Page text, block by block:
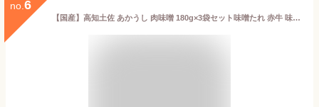
no. 6
【国産】高知土佐 あかうし 肉味噌 180g×3袋セット味噌たれ 赤牛 味噌だれ みそご飯のお供 おにぎり 野菜炒め 健康 送料無料 ダイエット ギフト プレゼント 父の日 御中元 プチギフト お茶 内祝い 2023